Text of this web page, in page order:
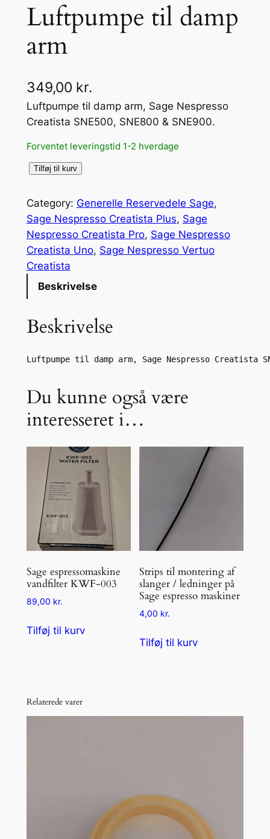
Luftpumpe til damp
arm
349,00 kr.
Luftpumpe til damp arm, Sage Nespresso
Creatista SNE500, SNE800 & SNE900.
Forventet leveringstid 1-2 hverdage
f
t
p
u
m
d
m
p
a
Tilføj til kurv
Category: Generelle Reservedele Sage
Sage Nespresso Creatista Plus, Sage
Nespresso Creatista Pro, Sage Nespresso
Creatista Uno, Sage Nespresso Vertuo
Creatista
Beskrivelse
Beskrivelse
Luftpumpe til damp arm, Sage Nespresso Creatista
Du kunne også være
interesseret i…
Sage espressomaskine
vandfilter KWF-003
89,00 kr.
Tilføj til kurv
Strips til montering af
slanger / ledninger på
Sage espresso maskiner
4,00 kr.
Tilføj til kurv
Relaterede varer